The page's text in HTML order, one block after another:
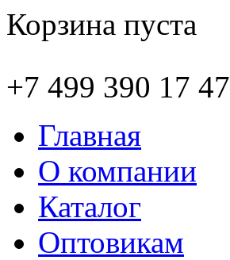
Корзина пуста
+7 499 390 17 47
Главная
О компании
Каталог
Оптовикам